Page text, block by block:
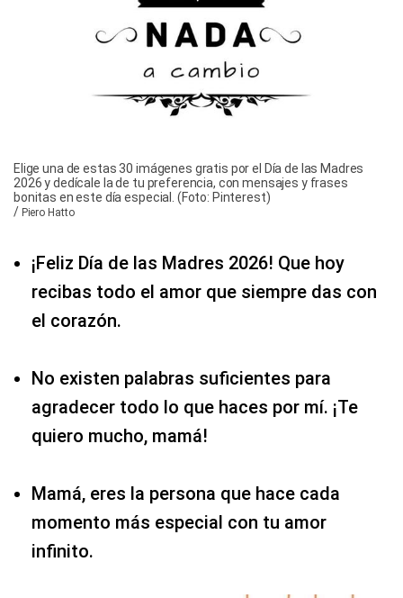
Elige una de estas 30 imágenes gratis por el Día de las Madres
2026 y dedícale la de tu preferencia, con mensajes y frases
bonitas en este día especial. (Foto: Pinterest)
/ Piero Hatto
¡Feliz Día de las Madres 2026! Que hoy
recibas todo el amor que siempre das con
el corazón.
No existen palabras suficientes para
agradecer todo lo que haces por mí. ¡Te
quiero mucho, mamá!
Mamá, eres la persona que hace cada
momento más especial con tu amor
infinito.